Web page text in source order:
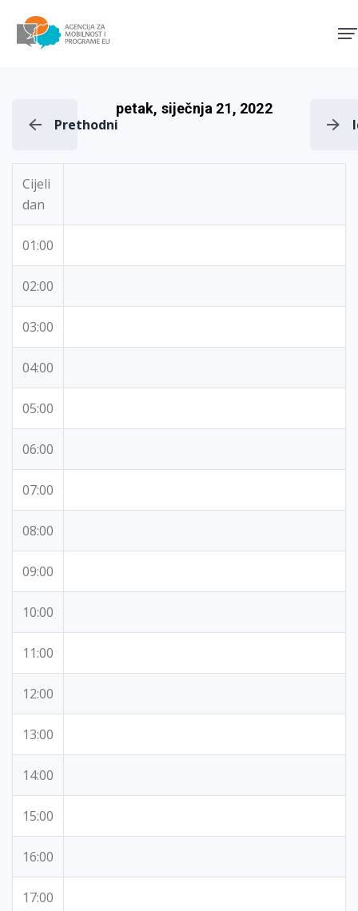
Prethodni
petak, siječnja 21, 2022
Cijeli
dan
01:00
02:00
03:00
04:00
05:00
06:00
07:00
08:00
09:00
10:00
11:00
12:00
13:00
14:00
15:00
16:00
17:00